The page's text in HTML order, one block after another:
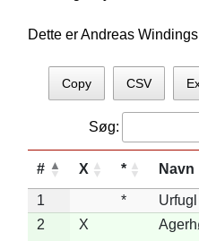
Dette er Andreas
Copy CSV
Søg:
# X * Navn
1 *
2
X